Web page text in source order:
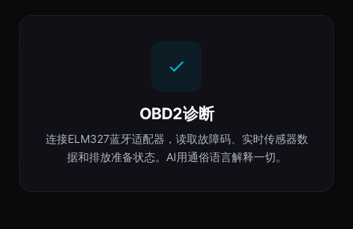
OBD2诊断
连接ELM327蓝牙适配器，读取故障码、实时传感器数
据和排放准备状态。AI用通俗语言解释一切。